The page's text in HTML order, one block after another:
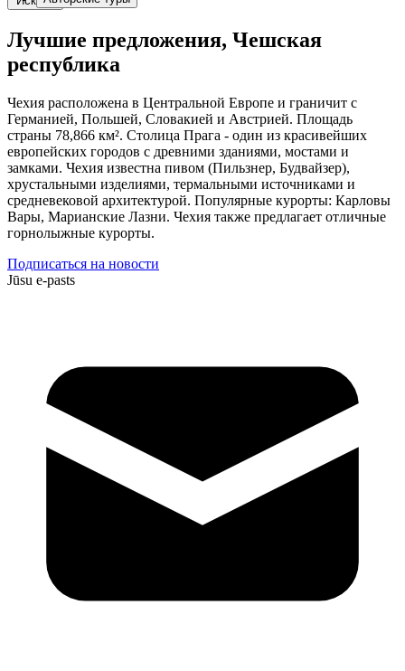
Лучшие предложения, Чешская
республика
Чехия расположена в Центральной Европе и граничит с
Германией, Польшей, Словакией и Австрией. Площадь
страны 78,866 км². Столица Прага - один из красивейших
европейских городов с древними зданиями, мостами и
замками. Чехия известна пивом (Пильзнер, Будвайзер),
хрустальными изделиями, термальными источниками и
средневековой архитектурой. Популярные курорты: Карловы
Вары, Марианские Лазни. Чехия также предлагает отличные
горнолыжные курорты.
Подписаться на новости
Jūsu e-pasts